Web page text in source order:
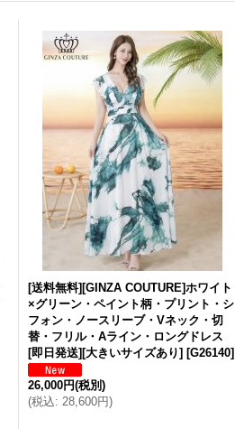
[送料無料][GINZA COUTURE]ホワイト
×グリーン・ペイント柄・プリント・シ
フォン・ノースリーブ・Vネック・切
替・フリル・Aライン・ロングドレス
[即日発送][大きいサイズあり] [G26140]
26,000円(税別)
(税込: 28,600円)